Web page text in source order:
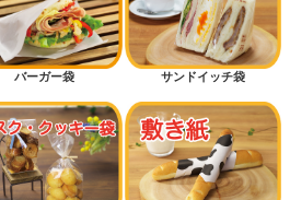
バーガー袋 サンドイッチ袋